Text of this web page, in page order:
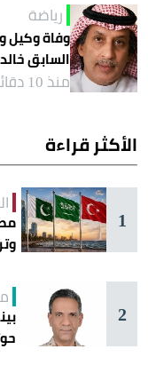
رياضة
وفاة وكيل
السابق
منذ 10 دقائق
الأكثر قراءة
1
2